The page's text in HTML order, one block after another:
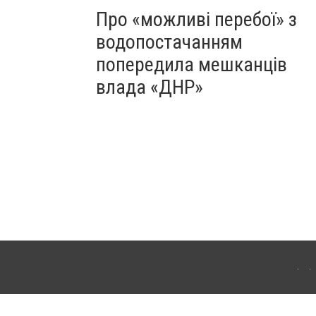
Про «можливі перебої» з
водопостачанням
попередила мешканців
влада «ДНР»